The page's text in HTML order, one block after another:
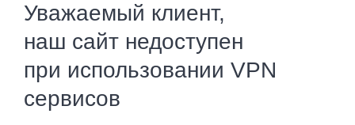
Уважаемый клиент,
наш сайт недоступен
при использовании VPN
сервисов